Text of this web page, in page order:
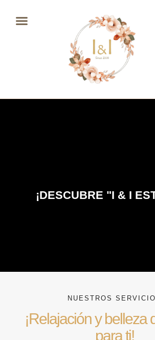
¡DESCUBRE "I & I
NUESTROS
¡Relajación y belleza
para ti!